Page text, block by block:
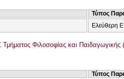
Τύπος
Ελεύθερη
Φιλοσοφίας και Παιδαγωγικής
Τύπος